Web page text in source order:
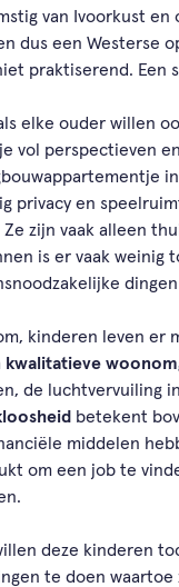
van Ivoorkust en
dus een Westerse
praktiserend. Een
elke ouder willen
vol perspectieven
privacy en
Ze zijn vaak alleen
is er vaak weinig
kinderen leven er
kwalitatieve
de luchtvervuiling
betekent
middelen
om een job te
deze kinderen
te doen